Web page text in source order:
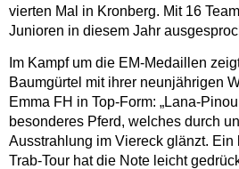
vierten Mal in Kronberg. Mit 16
Junioren in diesem Jahr
Im Kampf um die EM-Medaillen
Baumgürtel mit ihrer neunjährigen
Emma FH in Top-Form: „Lana-
besonderes Pferd, welches durch
Ausstrahlung im Viereck glänzt. Ein
Trab-Tour hat die Note leicht